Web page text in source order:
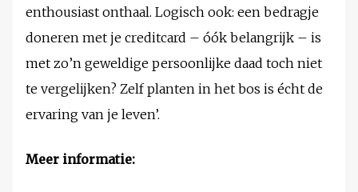
enthousiast onthaal. Logisch ook: een bedragje
doneren met je creditcard – óók belangrijk – is
met zo’n geweldige persoonlijke daad toch niet
te vergelijken? Zelf planten in het bos is écht de
ervaring van je leven’.
Meer informatie: